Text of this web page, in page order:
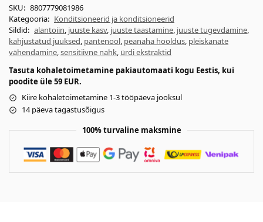
SKU: 8807779081986
Kategooria: Konditsioneerid ja konditsioneerid
Sildid: alantoiin, juuste kasv, juuste taastamine, juuste tugevdamine,
kahjustatud juuksed, pantenool, peanaha hooldus, pleiskanate
vähendamine,sensitiivne nahk, ürdi ekstraktid
Tasuta kohaletoimetamine pakiautomaati kogu Eestis, kui
poodite üle 59 EUR.
Kiire kohaletoimetamine 1-3 tööpäeva jooksul
14 päeva tagastusõigus
100% turvaline maksmine